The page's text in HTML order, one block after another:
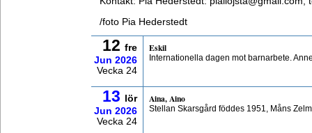
/foto Pia Hederstedt
12 fre
Jun 2026
Vecka 24
Eskil
Internationella dagen mot barnarbete.
13
lör
Jun 2026
Vecka 24
Aina, Aino
Stellan Skarsgård föddes 1951, Måns